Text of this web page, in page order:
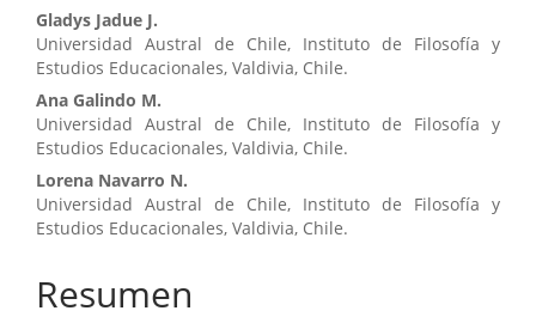
Contenido
principal
del
artículo
Gladys Jadue J.
Universidad Austral de Chile, Instituto de Filosofía y
Estudios Educacionales, Valdivia, Chile.
Ana Galindo M.
Universidad Austral de Chile, Instituto de Filosofía y
Estudios Educacionales, Valdivia, Chile.
Lorena Navarro N.
Universidad Austral de Chile, Instituto de Filosofía y
Estudios Educacionales, Valdivia, Chile.
Resumen